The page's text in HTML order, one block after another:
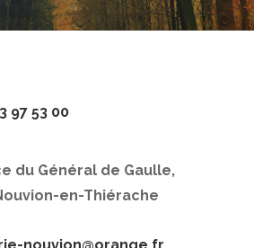
97 53 00
du Général de Gaulle,
en-Thiérache
nouvion@orange.fr